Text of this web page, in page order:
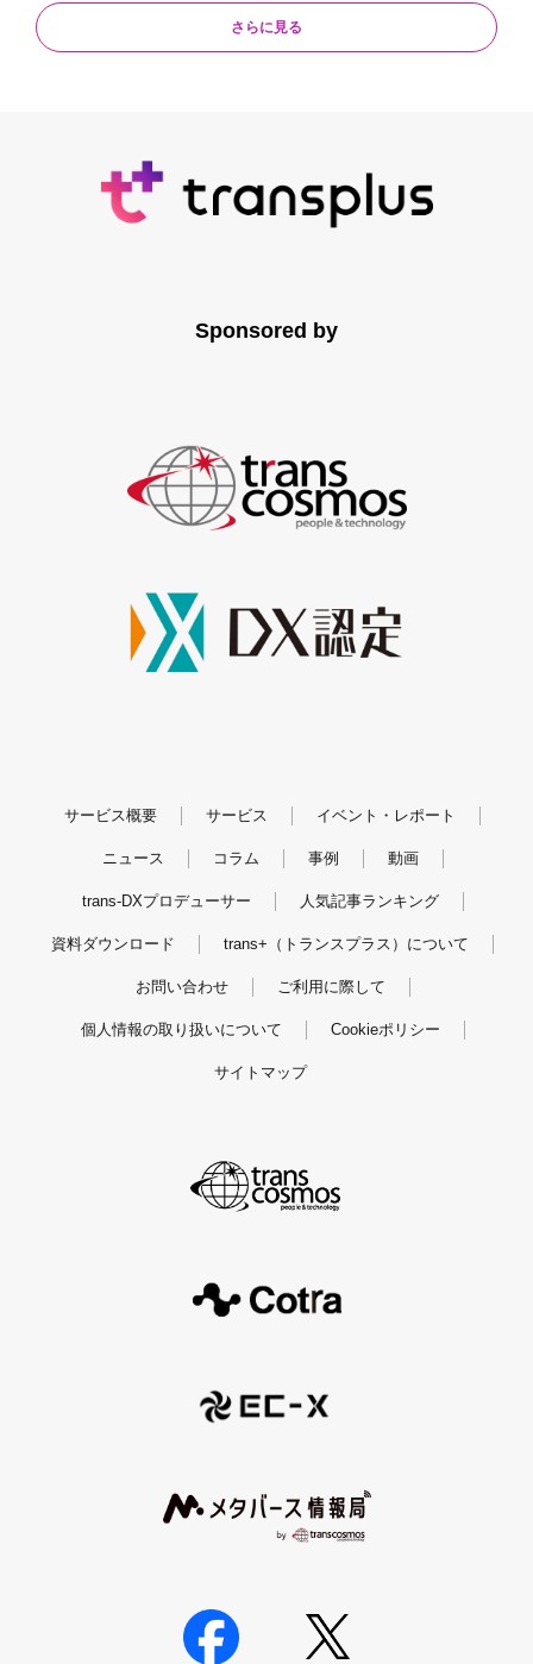
さらに見る
Sponsored by
サービス概要 サービス イベント・レポート
ニュース コラム 事例 動画
trans-DXプロデューサー 人気記事ランキング
資料ダウンロード trans+（トランスプラス）について
お問い合わせ ご利用に際して
個人情報の取り扱いについて Cookieポリシー
サイトマップ